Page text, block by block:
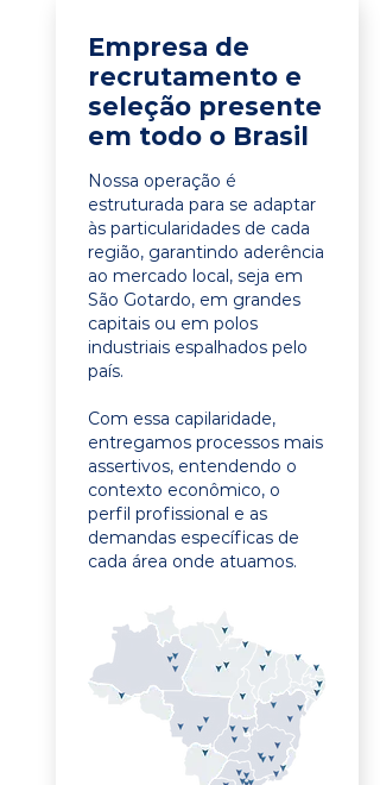
Empresa de
recrutamento e
seleção presente
em todo o Brasil
Nossa operação é
estruturada para se adaptar
às particularidades de cada
região, garantindo aderência
ao mercado local, seja em
São Gotardo, em grandes
capitais ou em polos
industriais espalhados pelo
país.
Com essa capilaridade,
entregamos processos mais
assertivos, entendendo o
contexto econômico, o
perfil profissional e as
demandas específicas de
cada área onde atuamos.